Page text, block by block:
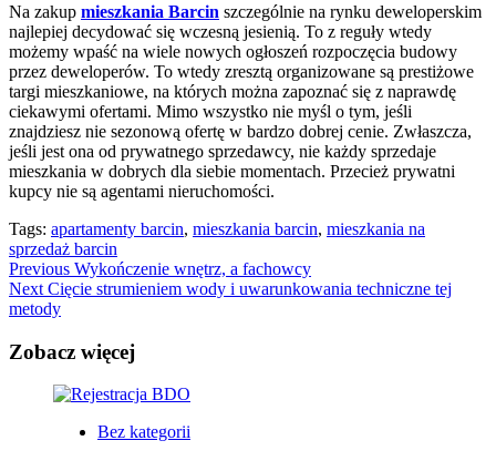
Na zakup mieszkania Barcin szczególnie na rynku deweloperskim
najlepiej decydować się wczesną jesienią. To z reguły wtedy
możemy wpaść na wiele nowych ogłoszeń rozpoczęcia budowy
przez deweloperów. To wtedy zresztą organizowane są prestiżowe
targi mieszkaniowe, na których można zapoznać się z naprawdę
ciekawymi ofertami. Mimo wszystko nie myśl o tym, jeśli
znajdziesz nie sezonową ofertę w bardzo dobrej cenie. Zwłaszcza,
jeśli jest ona od prywatnego sprzedawcy, nie każdy sprzedaje
mieszkania w dobrych dla siebie momentach. Przecież prywatni
kupcy nie są agentami nieruchomości.
Tags: apartamenty barcin, mieszkania barcin, mieszkania na
sprzedaż barcin
Continue
Reading
Previous Wykończenie wnętrz, a fachowcy
Next Cięcie strumieniem wody i uwarunkowania techniczne tej
metody
Zobacz więcej
Bez kategorii